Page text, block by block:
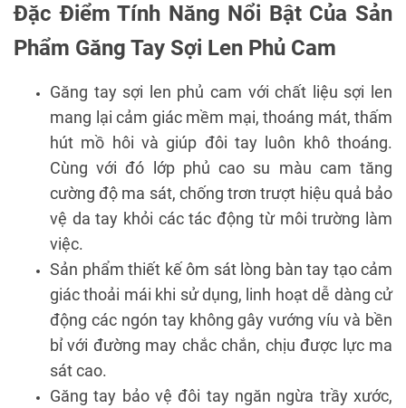
Đặc Điểm Tính Năng Nổi Bật Của Sản
Phẩm Găng Tay Sợi Len Phủ Cam
Găng tay sợi len phủ cam với chất liệu sợi len
mang lại cảm giác mềm mại, thoáng mát, thấm
hút mồ hôi và giúp đôi tay luôn khô thoáng.
Cùng với đó lớp phủ cao su màu cam tăng
cường độ ma sát, chống trơn trượt hiệu quả bảo
vệ da tay khỏi các tác động từ môi trường làm
việc.
Sản phẩm thiết kế ôm sát lòng bàn tay tạo cảm
giác thoải mái khi sử dụng, linh hoạt dễ dàng cử
động các ngón tay không gây vướng víu và bền
bỉ với đường may chắc chắn, chịu được lực ma
sát cao.
Găng tay bảo vệ đôi tay ngăn ngừa trầy xước,